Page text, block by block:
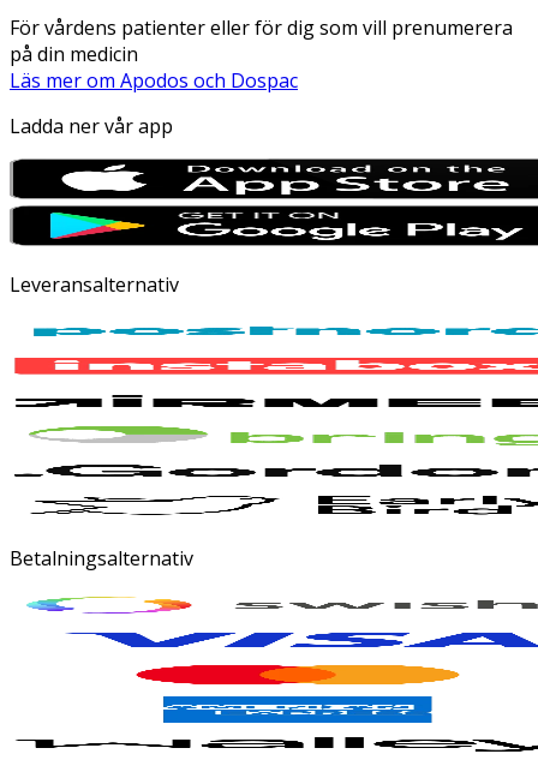
För vårdens patienter eller för dig som vill prenumerera
på din medicin
Läs mer om Apodos och Dospac
Ladda ner vår app
Leveransalternativ
Betalningsalternativ